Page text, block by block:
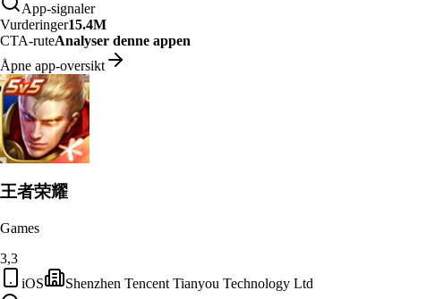
App-signaler
Vurderinger15.4M
CTA-ruteAnalyser denne appen
Åpne app-oversikt
王者荣耀
Games
3,3
iOS
Shenzhen Tencent Tianyou Technology Ltd